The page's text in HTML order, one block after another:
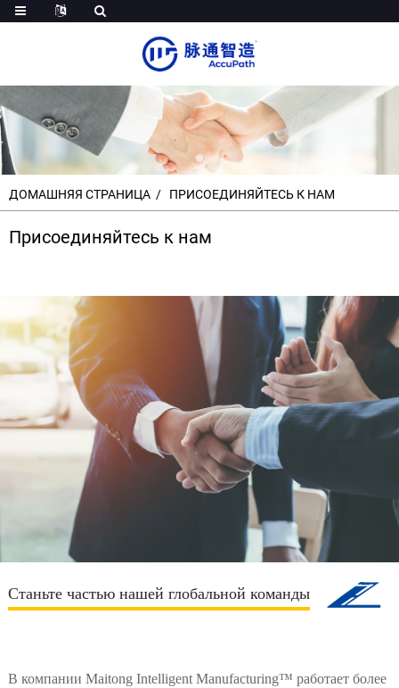
ДОМАШНЯЯ СТРАНИЦА ПРИСОЕДИНЯЙТЕСЬ К НАМ
Присоединяйтесь к нам
Станьте частью нашей глобальной команды
В компании Maitong Intelligent Manufacturing™ работает более